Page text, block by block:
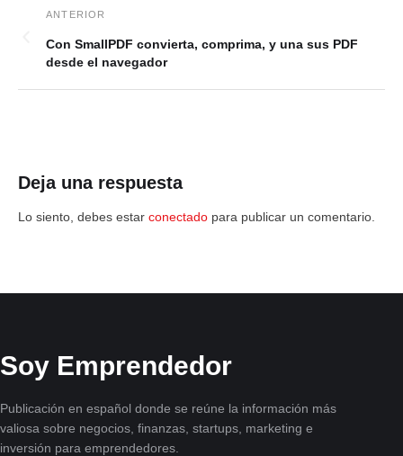
Con SmallPDF convierta, comprima, y una sus PDF
desde el navegador
Deja una respuesta
Lo siento, debes estar conectado para publicar un comentario.
Soy Emprendedor
Publicación en español donde se reúne la información más
valiosa sobre negocios, finanzas, startups, marketing e
inversión para emprendedores.